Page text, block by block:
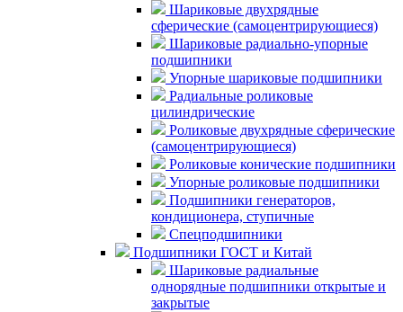
Шариковые двухрядные
сферические (самоцентрирующиеся)
Шариковые радиально-упорные
подшипники
Упорные шариковые подшипники
Радиальные роликовые
цилиндрические
Роликовые двухрядные сферические
(самоцентрирующиеся)
Роликовые конические подшипники
Упорные роликовые подшипники
Подшипники генераторов,
кондиционера, ступичные
Спецподшипники
Подшипники ГОСТ и Китай
Шариковые радиальные
однорядные подшипники открытые и
закрытые